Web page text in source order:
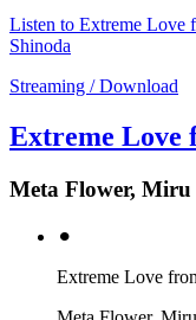
Listen to Extreme Love
Shinoda
Streaming / Download
Extreme Love
Meta Flower, Miru
⚫︎
Extreme Love